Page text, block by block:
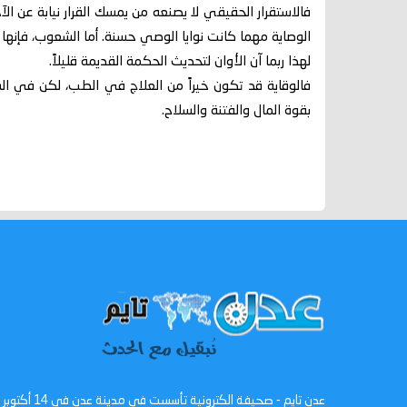
فالاستقرار الحقيقي لا يصنعه من يمسك القرار نيابة عن
الوصاية مهما كانت نوايا الوصي حسنة. أما الشعوب،
لهذا ربما آن الأوان لتحديث الحكمة القديمة قليلاً.
فالوقاية قد تكون خيراً من العلاج في الطب، لكن في
بقوة المال والفتنة والسلاح.